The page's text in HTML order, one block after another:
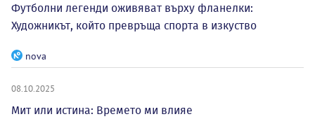
Футболни легенди оживяват върху фланелки:
Художникът, който превръща спорта в изкуство
nova
08.10.2025
Мит или истина: Времето ми влияе